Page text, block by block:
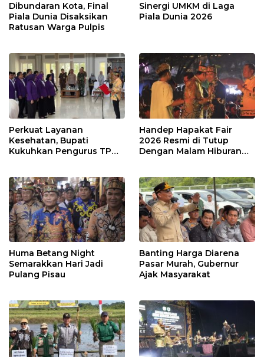
Dibundaran Kota, Final
Piala Dunia Disaksikan
Ratusan Warga Pulpis
Sinergi UMKM di Laga
Piala Dunia 2026
Perkuat Layanan
Kesehatan, Bupati
Kukuhkan Pengurus TP
Handep Hapakat Fair
2026 Resmi di Tutup
Dengan Malam Hiburan
Huma Betang Night
Semarakkan Hari Jadi
Pulang Pisau
Banting Harga Diarena
Pasar Murah, Gubernur
Ajak Masyarakat